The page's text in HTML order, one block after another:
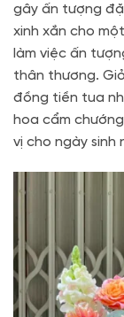
gây ấn tượng
xinh xắn cho
làm việc ấn
thân thương.
đồng tiền tua
hoa cẩm
vị cho ngày sinh